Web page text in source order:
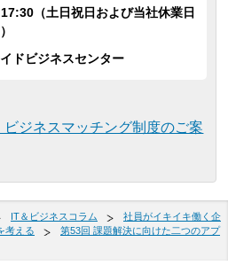
（土日祝日および当社休業日
ドビジネスセンター
ジネスマッチング制度のご案
IT＆ビジネスコラム
社員がイキイキ働く企
考える
第53回 課題解決に向けた二つのアプ